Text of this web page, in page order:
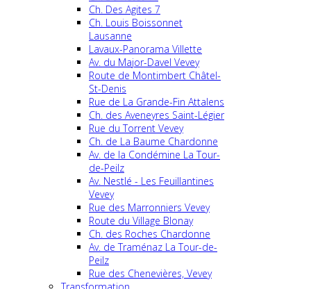
Ch. Des Agites 7
Ch. Louis Boissonnet
Lausanne
Lavaux-Panorama Villette
Av. du Major-Davel Vevey
Route de Montimbert Châtel-
St-Denis
Rue de La Grande-Fin Attalens
Ch. des Aveneyres Saint-Légier
Rue du Torrent Vevey
Ch. de La Baume Chardonne
Av. de la Condémine La Tour-
de-Peilz
Av. Nestlé - Les Feuillantines
Vevey
Rue des Marronniers Vevey
Route du Village Blonay
Ch. des Roches Chardonne
Av. de Traménaz La Tour-de-
Peilz
Rue des Chenevières, Vevey